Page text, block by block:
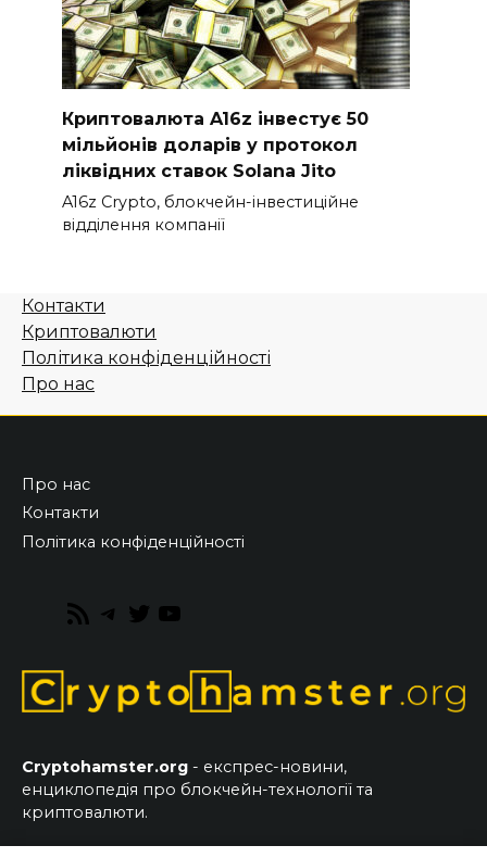
Криптовалюта A16z інвестує 50
мільйонів доларів у протокол
ліквідних ставок Solana Jito
A16z Crypto, блокчейн-інвестиційне
відділення компанії
Контакти
Криптовалюти
Політика конфіденційності
Про нас
Про нас
Контакти
Політика конфіденційності
RSS
Telegram
Twitter
Cryptohamster.org - експрес-новини,
енциклопедія про блокчейн-технології та
криптовалюти.